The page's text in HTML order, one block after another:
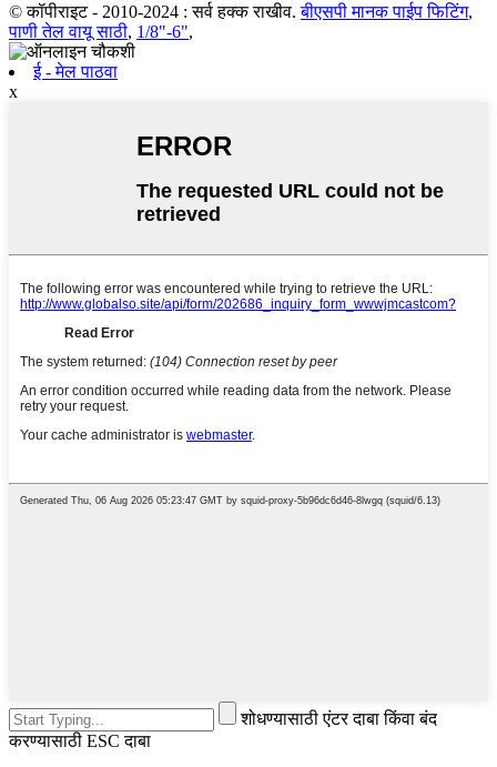
© कॉपीराइट - 2010-2024 : सर्व हक्क राखीव. बीएसपी मानक पाईप फिटिंग,
पाणी तेल वायू साठी, 1/8"-6",
ई - मेल पाठवा
x
शोधण्यासाठी एंटर दाबा किंवा बंद
करण्यासाठी ESC दाबा